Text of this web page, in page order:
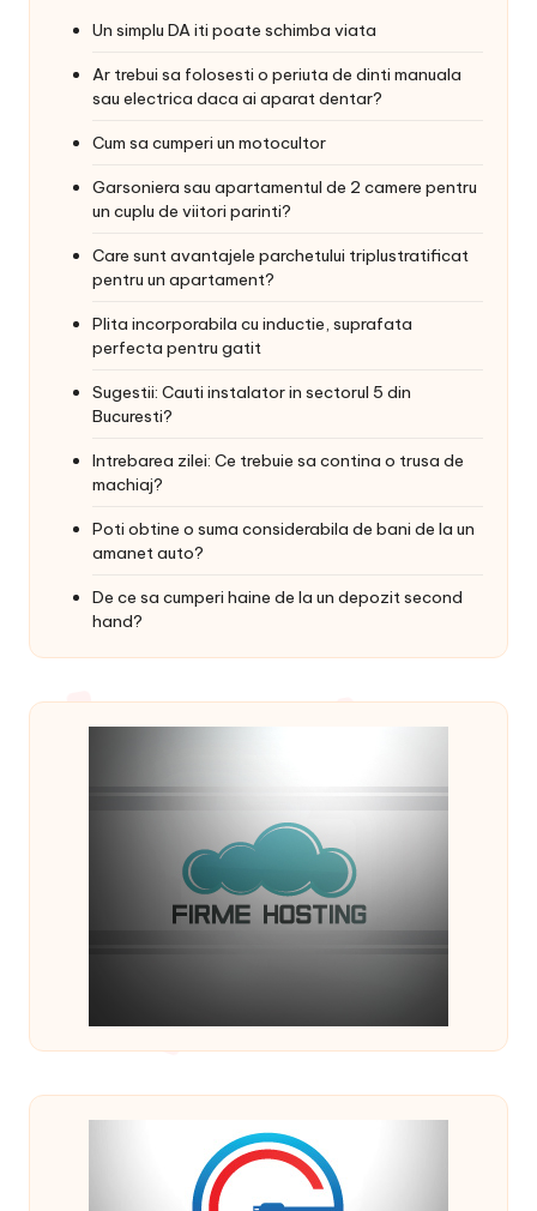
Un simplu DA iti poate schimba viata
Ar trebui sa folosesti o periuta de dinti manuala
sau electrica daca ai aparat dentar?
Cum sa cumperi un motocultor
Garsoniera sau apartamentul de 2 camere pentru
un cuplu de viitori parinti?
Care sunt avantajele parchetului triplustratificat
pentru un apartament?
Plita incorporabila cu inductie, suprafata
perfecta pentru gatit
Sugestii: Cauti instalator in sectorul 5 din
Bucuresti?
Intrebarea zilei: Ce trebuie sa contina o trusa de
machiaj?
Poti obtine o suma considerabila de bani de la un
amanet auto?
De ce sa cumperi haine de la un depozit second
hand?